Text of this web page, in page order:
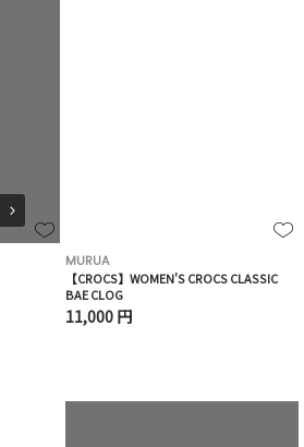
MURUA
【CROCS】WOMEN'S CROCS CLASSIC
BAE CLOG
11,000 円